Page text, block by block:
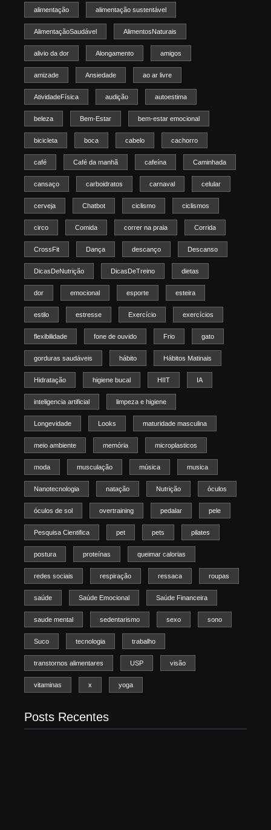
alimentação alimentação sustentável
AlimentaçãoSaudável AlimentosNaturais
alivio da dor Alongamento amigos
amizade Ansiedade ao ar livre
AtividadeFísica audição autoestima
beleza Bem-Estar bem-estar emocional
bicicleta boca cabelo cachorro
café Café da manhã cafeína Caminhada
cansaço carboidratos carnaval celular
cerveja Chatbot ciclismo ciclismos
circo Comida correr na praia Corrida
CrossFit Dança descanço Descanso
DicasDeNutrição DicasDeTreino dietas
dor emocional esporte esteira
estilo estresse Exercício exercícios
flexibilidade fone de ouvido Frio gato
gorduras saudáveis hábito Hábitos Matinais
Hidratação higiene bucal HIIT IA
inteligencia artificial limpeza e higiene
Longevidade Looks maturidade masculina
meio ambiente memória microplasticos
moda musculação música musica
Nanotecnologia natação Nutrição óculos
óculos de sol overtraining pedalar pele
Pesquisa Cientifica pet pets pilates
postura proteínas queimar calorias
redes sociais respiração ressaca roupas
saúde Saúde Emocional Saúde Financeira
saude mental sedentarismo sexo sono
Suco tecnologia trabalho
transtornos alimentares USP visão
vitaminas x yoga
Posts Recentes